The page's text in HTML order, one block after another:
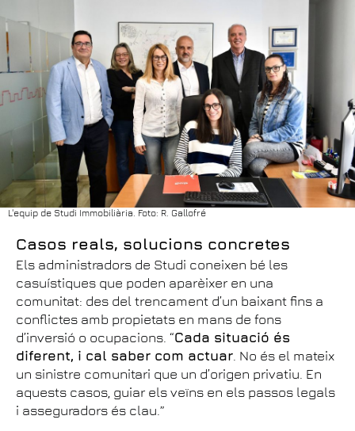
L'equip de Studi Immobiliària. Foto: R. Gallofré
Casos reals, solucions concretes
Els administradors de Studi coneixen bé les
casuístiques que poden aparèixer en una
comunitat: des del trencament d’un baixant fins a
conflictes amb propietats en mans de fons
d’inversió o ocupacions. “Cada situació és
diferent, i cal saber com actuar . No és el mateix
un sinistre comunitari que un d’origen privatiu. En
aquests casos, guiar els veïns en els passos legals
i asseguradors és clau.”